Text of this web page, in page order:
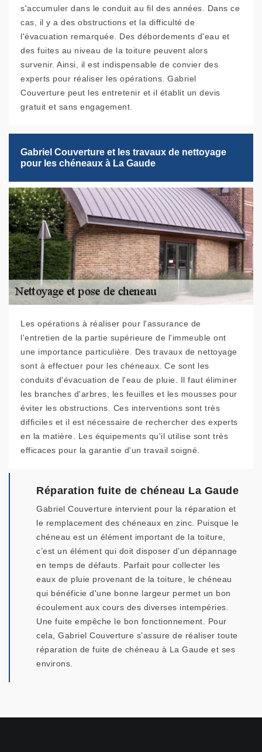
s'accumuler dans le conduit au fil des années. Dans ce
cas, il y a des obstructions et la difficulté de
l'évacuation remarquée. Des débordements d'eau et
des fuites au niveau de la toiture peuvent alors
survenir. Ainsi, il est indispensable de convier des
experts pour réaliser les opérations. Gabriel
Couverture peut les entretenir et il établit un devis
gratuit et sans engagement.
Gabriel Couverture et les travaux de nettoyage
pour les chéneaux à La Gaude
Les opérations à réaliser pour l'assurance de
l'entretien de la partie supérieure de l'immeuble ont
une importance particulière. Des travaux de nettoyage
sont à effectuer pour les chéneaux. Ce sont les
conduits d'évacuation de l'eau de pluie. Il faut éliminer
les branches d'arbres, les feuilles et les mousses pour
éviter les obstructions. Ces interventions sont très
difficiles et il est nécessaire de rechercher des experts
en la matière. Les équipements qu'il utilise sont très
efficaces pour la garantie d'un travail soigné.
Réparation fuite de chéneau La Gaude
Gabriel Couverture intervient pour la réparation et
le remplacement des chéneaux en zinc. Puisque le
chéneau est un élément important de la toiture,
c’est un élément qui doit disposer d’un dépannage
en temps de défauts. Parfait pour collecter les
eaux de pluie provenant de la toiture, le chéneau
qui bénéficie d'une bonne largeur permet un bon
écoulement aux cours des diverses intempéries.
Une fuite empêche le bon fonctionnement. Pour
cela, Gabriel Couverture s’assure de réaliser toute
réparation de fuite de chéneau à La Gaude et ses
environs.